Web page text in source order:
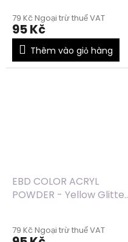
79 Kč Ngoại trừ thuế VAT
95 Kč
Thêm vào giỏ hàng
EBD COLOR ACRYL
POWDER - Yellow Glitter
79 Kč Ngoại trừ thuế VAT